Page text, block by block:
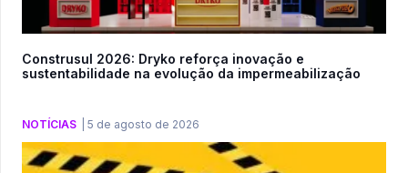
Construsul 2026: Dryko reforça inovação e
sustentabilidade na evolução da impermeabilização
NOTÍCIAS 5 de agosto de 2026